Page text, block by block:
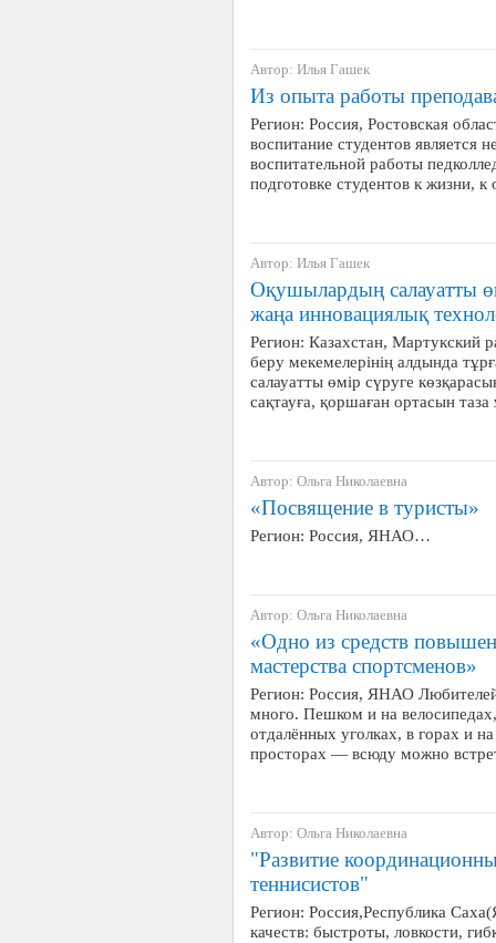
Автор: Илья Гашек
Из опыта работы
Регион: Россия, Ростовская
воспитание студентов является
воспитательной работы
подготовке студентов к жизни,
Автор: Илья Гашек
Оқушылардың салауатты
жаңа инновациялық
Регион: Казахстан, Мартукский
беру мекемелерінің алдында
салауатты өмір сүруге
сақтауға, қоршаған ортасын
Автор: Ольга Николаевна
«Посвящение в туристы»
Регион: Россия, ЯНАО…
Автор: Ольга Николаевна
«Одно из средств
мастерства спортсменов»
Регион: Россия, ЯНАО
много. Пешком и на
отдалённых уголках, в горах и
просторах — всюду можно
Автор: Ольга Николаевна
"Развитие
теннисистов"
Регион: Россия,Республика
качеств: быстроты, ловкости,